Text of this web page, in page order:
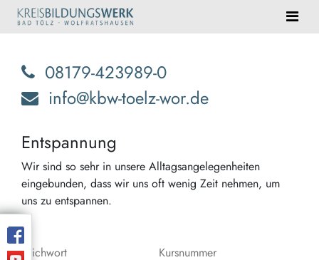
08179-423989-0
info@kbw-toelz-wor.de
Entspannung
Wir sind so sehr in unsere Alltagsangelegenheiten
eingebunden, dass wir uns oft wenig Zeit nehmen, um
uns zu entspannen.